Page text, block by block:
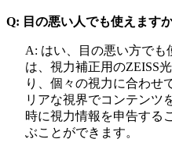
Q: 目の悪い人でも使えます
A: はい、目の悪い方でも
は、視力補正用のZEISS
り、個々の視力に合わせ
リアな視界でコンテンツ
時に視力情報を申告する
ぶことができます。